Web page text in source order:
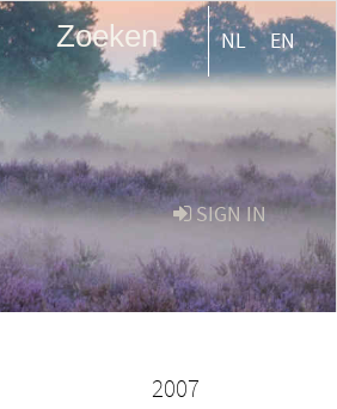
Zoeken NL EN
SIGN IN
2007